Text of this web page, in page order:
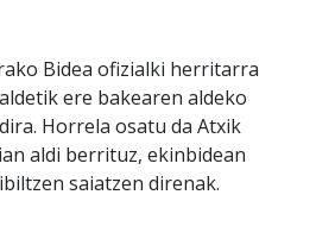
Bidea ofizialki herritarra
ere bakearen aldeko
Horrela osatu da Atxik
aldi berrituz, ekinbidean
saiatzen direnak.